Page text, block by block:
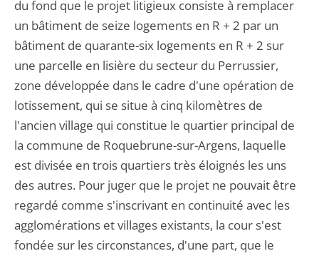
du fond que le projet litigieux consiste à remplacer
un bâtiment de seize logements en R + 2 par un
bâtiment de quarante-six logements en R + 2 sur
une parcelle en lisière du secteur du Perrussier,
zone développée dans le cadre d'une opération de
lotissement, qui se situe à cinq kilomètres de
l'ancien village qui constitue le quartier principal de
la commune de Roquebrune-sur-Argens, laquelle
est divisée en trois quartiers très éloignés les uns
des autres. Pour juger que le projet ne pouvait être
regardé comme s'inscrivant en continuité avec les
agglomérations et villages existants, la cour s'est
fondée sur les circonstances, d'une part, que le